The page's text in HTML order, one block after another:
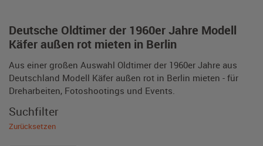
Deutsche Oldtimer der 1960er Jahre Modell
Käfer außen rot mieten in Berlin
Aus einer großen Auswahl Oldtimer der 1960er Jahre aus
Deutschland Modell Käfer außen rot in Berlin mieten - für
Dreharbeiten, Fotoshootings und Events.
Suchfilter
Zurücksetzen